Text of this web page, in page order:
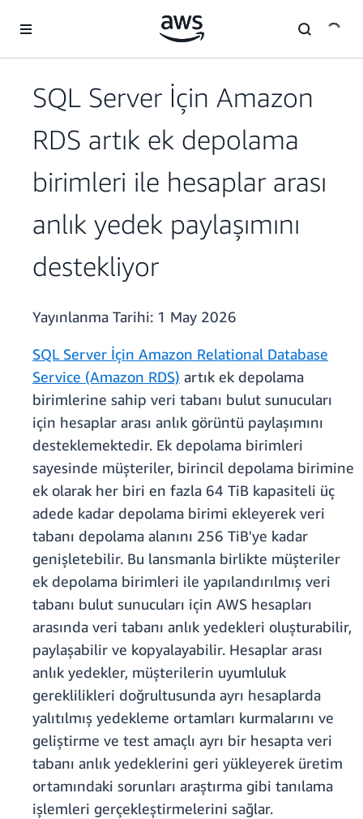
SQL Server İçin Amazon
RDS artık ek depolama
birimleri ile hesaplar arası
anlık yedek paylaşımını
destekliyor
Yayınlanma Tarihi: 1 May 2026
SQL Server İçin Amazon Relational Database
Service (Amazon RDS) artık ek depolama
birimlerine sahip veri tabanı bulut sunucuları
için hesaplar arası anlık görüntü paylaşımını
desteklemektedir. Ek depolama birimleri
sayesinde müşteriler, birincil depolama birimine
ek olarak her biri en fazla 64 TiB kapasiteli üç
adede kadar depolama birimi ekleyerek veri
tabanı depolama alanını 256 TiB'ye kadar
genişletebilir. Bu lansmanla birlikte müşteriler
ek depolama birimleri ile yapılandırılmış veri
tabanı bulut sunucuları için AWS hesapları
arasında veri tabanı anlık yedekleri oluşturabilir,
paylaşabilir ve kopyalayabilir. Hesaplar arası
anlık yedekler, müşterilerin uyumluluk
gereklilikleri doğrultusunda ayrı hesaplarda
yalıtılmış yedekleme ortamları kurmalarını ve
geliştirme ve test amaçlı ayrı bir hesapta veri
tabanı anlık yedeklerini geri yükleyerek üretim
ortamındaki sorunları araştırma gibi tanılama
işlemleri gerçekleştirmelerini sağlar.